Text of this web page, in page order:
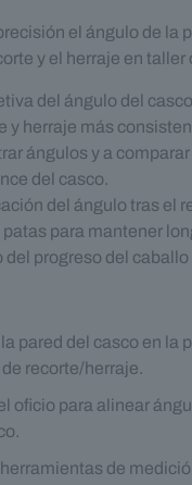
el ángulo de la
y el herraje en taller
del ángulo del
y herraje más
ángulos y a
del casco.
del ángulo tras el
para mantener
progreso del
pared del casco en la
recorte/herraje.
oficio para alinear
de